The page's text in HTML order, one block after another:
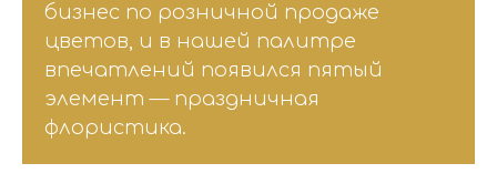
бизнес по розничной продаже
цветов, и в нашей палитре
впечатлений появился пятый
элемент — праздничная
флористика.